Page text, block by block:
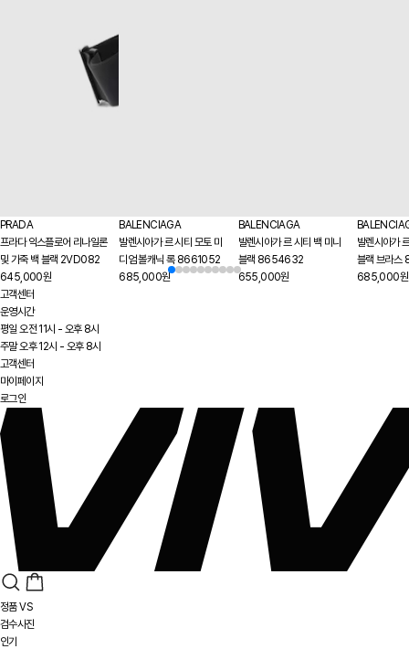
PRADA
프라다 익스플로어 리나일론
및 가죽 백 블랙 2VD082
645,000원
BALENCIAGA
발렌시아가 르 시티 모토 미
디엄 볼캐닉 록 8661052
685,000원
BALENCIAGA
발렌시아가 르 시티 백 미니
블랙 8654632
655,000원
발렌시아가
블랙 브라
685,000원
고객센터
운영시간
평일 오전 11시 - 오후 8시
주말 오후 12시 - 오후 8시
고객센터
마이페이지
로그인
정품 VS
검수사진
인기